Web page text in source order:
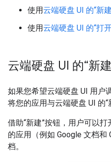
使用云端硬盘 UI 的“新
使用云端硬盘 UI 的“打
云端硬盘 UI 的“新
如果您希望云端硬盘 UI 用户
将您的应用与云端硬盘 UI 的“
借助“新建”按钮，用户可以
的应用（例如 Google 文档和
档。